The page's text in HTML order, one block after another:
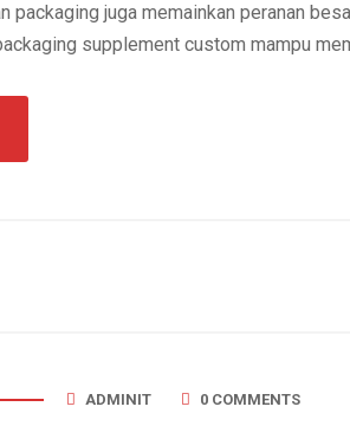
packaging juga memainkan peranan
supplement custom mampu
ADMINIT 0 COMMENTS